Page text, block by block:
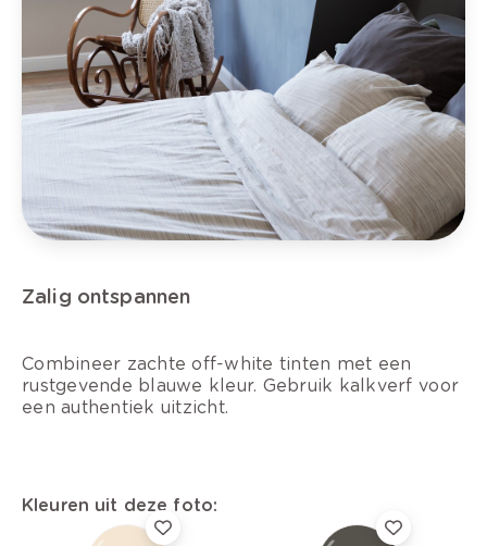
Zalig ontspannen
Combineer zachte off-white tinten met een
rustgevende blauwe kleur. Gebruik kalkverf voor
een authentiek uitzicht.
Kleuren uit deze foto: